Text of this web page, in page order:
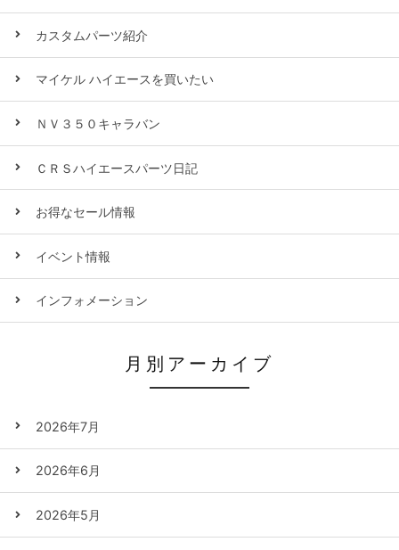
カスタムパーツ紹介
マイケル ハイエースを買いたい
ＮＶ３５０キャラバン
ＣＲＳハイエースパーツ日記
お得なセール情報
イベント情報
インフォメーション
月別アーカイブ
2026年7月
2026年6月
2026年5月